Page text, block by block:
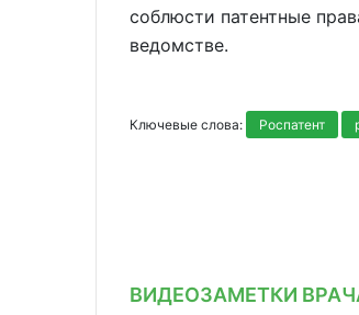
соблюсти патентные
ведомстве.
Ключевые слова: Роспатент
ВИДЕОЗАМЕТКИ